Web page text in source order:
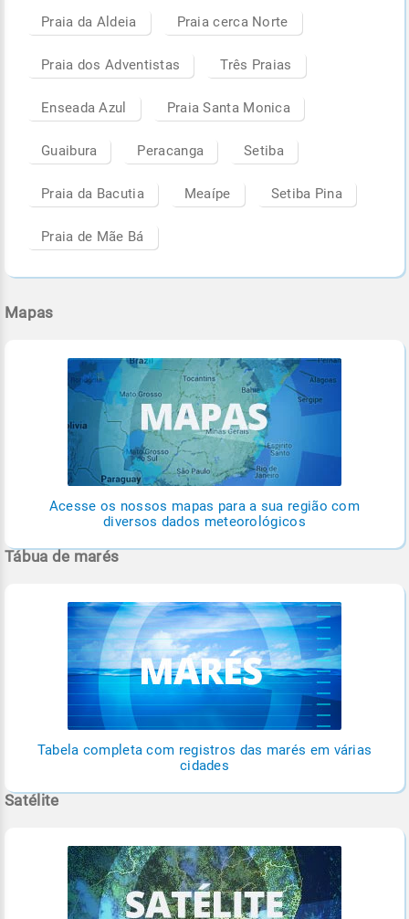
Praia da Aldeia Praia cerca Norte
Praia dos Adventistas Três Praias
Enseada Azul Praia Santa Monica
Guaibura Peracanga Setiba
Praia da Bacutia Meaípe Setiba Pina
Praia de Mãe Bá
Mapas
Acesse os nossos mapas para a sua região com
diversos dados meteorológicos
Tábua de marés
Tabela completa com registros das marés em várias
cidades
Satélite